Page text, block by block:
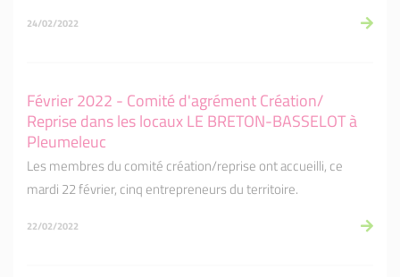
24/02/2022
Février 2022 - Comité d'agrément Création/
Reprise dans les locaux LE BRETON-BASSELOT à
Pleumeleuc
Les membres du comité création/reprise ont accueilli, ce
mardi 22 février, cinq entrepreneurs du territoire.
22/02/2022